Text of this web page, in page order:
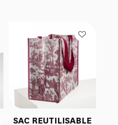
SAC REUTILISABLE